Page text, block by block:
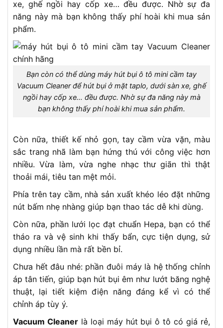
xe, ghế ngồi hay cốp xe… đều được. Nhờ sự đa
năng này mà bạn không thấy phí hoài khi mua sản
phẩm.
Bạn còn có thể dùng máy hút bụi ô tô mini cầm tay
Vacuum Cleaner để hút bụi ở mặt taplo, dưới sàn xe, ghế
ngồi hay cốp xe… đều được. Nhờ sự đa năng này mà
bạn không thấy phí hoài khi mua sản phẩm.
Còn nữa, thiết kế nhỏ gọn, tay cầm vừa vặn, màu
sắc trang nhã làm bạn hứng thú với công việc hơn
nhiều. Vừa làm, vừa nghe nhạc thư giãn thì thật
thoải mái, tiêu tan mệt mỏi.
Phía trên tay cầm, nhà sản xuất khéo léo đặt những
nút bấm nhẹ nhàng giúp bạn thao tác dễ khi dùng.
Còn nữa, phần lưới lọc đạt chuẩn Hepa, bạn có thể
tháo ra và vệ sinh khi thấy bẩn, cực tiện dụng, sử
dụng nhiều lần mà rất bền bỉ.
Chưa hết đâu nhé: phần đuôi máy là hệ thống chỉnh
áp tân tiến, giúp bạn hút bụi êm như lướt băng nghệ
thuật, lại tiết kiệm điện năng đáng kể vì có thể
chỉnh áp tùy ý.
Vacuum Cleanerlà loại máy hút bụi ô tô có giá rẻ,